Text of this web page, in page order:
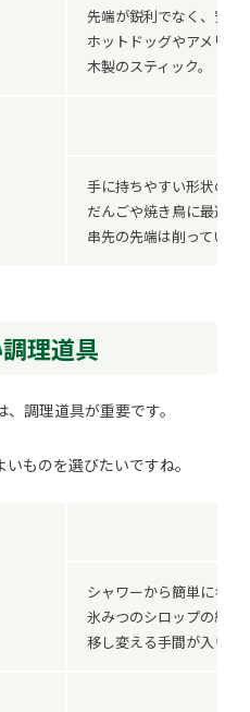
先端が鋭利でなく、安全
ホットドッグやアメリカ
木製のスティック。
手に持ちやすい形状の鉄
だんごや焼き鳥に最適で
串先の先端は削っていま
理道具
調理道具が重要です。
ものを選びたいですね。
シャワーから簡単にキレ
氷みつのシロップの紙パ
移し変える手間が入りま